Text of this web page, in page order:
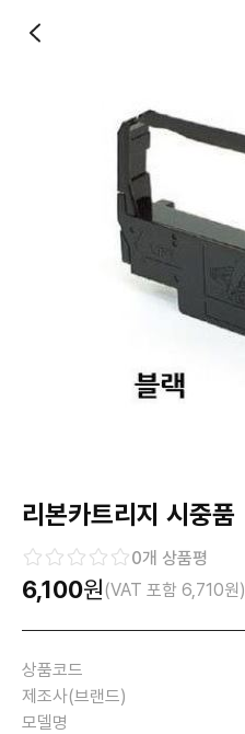
리본카트리지 시중품
0개 상품평
6,100원(VAT 포함 6,710원)
상품코드
제조사(브랜드)
모델명